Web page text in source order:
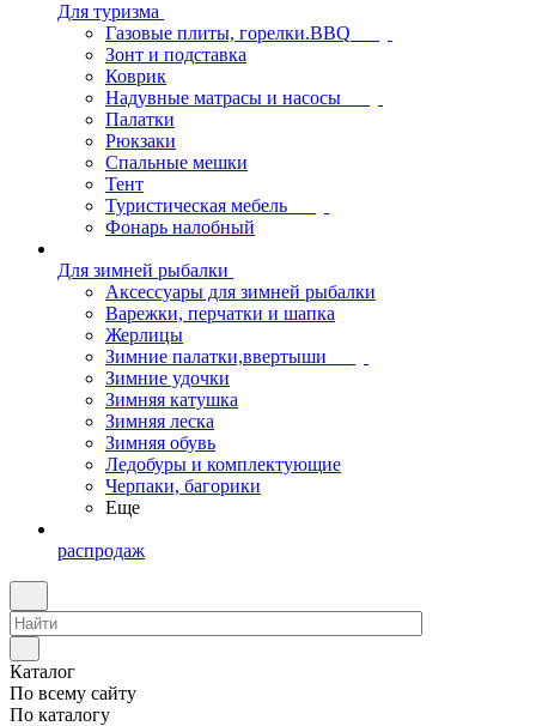
Для туризма
Газовые плиты, горелки.BBQ
Зонт и подставка
Коврик
Надувные матрасы и насосы
Палатки
Рюкзаки
Спальные мешки
Тент
Туристическая мебель
Фонарь налобный
Для зимней рыбалки
Аксессуары для зимней рыбалки
Варежки, перчатки и шапка
Жерлицы
Зимние палатки,ввертыши
Зимние удочки
Зимняя катушка
Зимняя леска
Зимняя обувь
Ледобуры и комплектующие
Черпаки, багорики
Еще
распродаж
Каталог
По всему сайту
По каталогу